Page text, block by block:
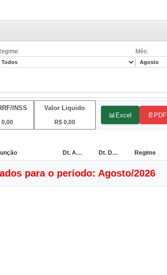
Mês:
INSS
0,00
Valor Liquido
R$ 0,00
📊 Excel 📄 PDF
Dt. Admissão Dt. Deslig. Regime
para o período: Agosto/2026